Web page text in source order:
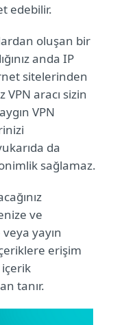
edebilir.
oluşan bir
anda IP
sitelerinden
VPN aracı sizin
VPN
da
sağlamaz.
ve
yayın
erişim
tanır.